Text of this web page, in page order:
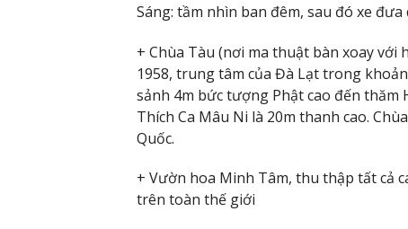
Sáng: tầm nhìn ban đêm, sau đó xe
+ Chùa Tàu (nơi ma thuật bàn xoay với
1958, trung tâm của Đà Lạt trong
sảnh 4m bức tượng Phật cao đến
Thích Ca Mâu Ni là 20m thanh cao.
Quốc.
+ Vườn hoa Minh Tâm, thu thập tất cả
trên toàn thế giới